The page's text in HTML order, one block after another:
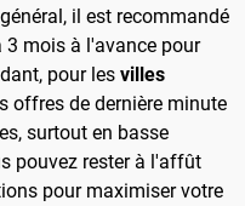
il est recommandé
3 mois à l'avance pour
pour les villes
offres de dernière minute
surtout en basse
pouvez rester à l'affût
pour maximiser votre